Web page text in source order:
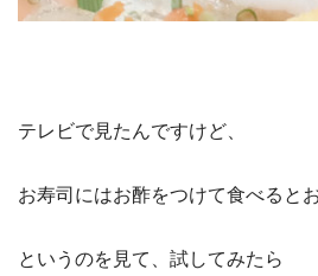
テレビで見たんですけど、
お寿司にはお酢をつけて食べると
というのを見て、試してみたら